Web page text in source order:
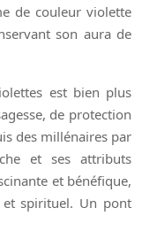
de couleur violette
son aura de
est bien plus
de protection
des millénaires par
et ses attributs
et bénéfique,
spirituel. Un pont